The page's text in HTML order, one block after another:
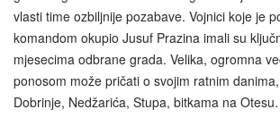
vlasti time ozbiljnije pozabave. Vojnici koje je
komandom okupio Jusuf Prazina imali su
mjesecima odbrane grada. Velika, ogromna
ponosom može pričati o svojim ratnim
Dobrinje, Nedžarića, Stupa, bitkama na